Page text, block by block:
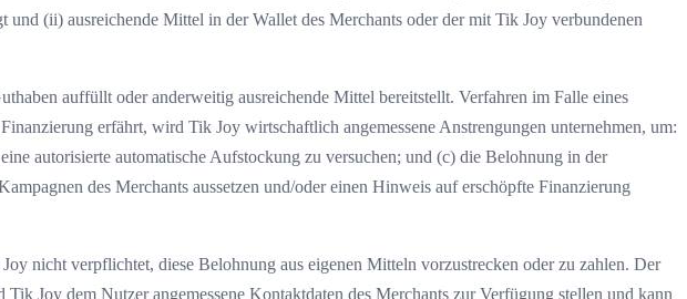
(ii) ausreichende Mittel in der Wallet des Merchants oder der mit Tik Joy verbundenen
auffüllt oder anderweitig ausreichende Mittel bereitstellt. Verfahren im Falle eines
erfährt, wird Tik Joy wirtschaftlich angemessene Anstrengungen unternehmen, um:
autorisierte automatische Aufstockung zu versuchen; und (c) die Belohnung in der
des Merchants aussetzen und/oder einen Hinweis auf erschöpfte Finanzierung
nicht verpflichtet, diese Belohnung aus eigenen Mitteln vorzustrecken oder zu zahlen. Der
Joy dem Nutzer angemessene Kontaktdaten des Merchants zur Verfügung stellen und kann